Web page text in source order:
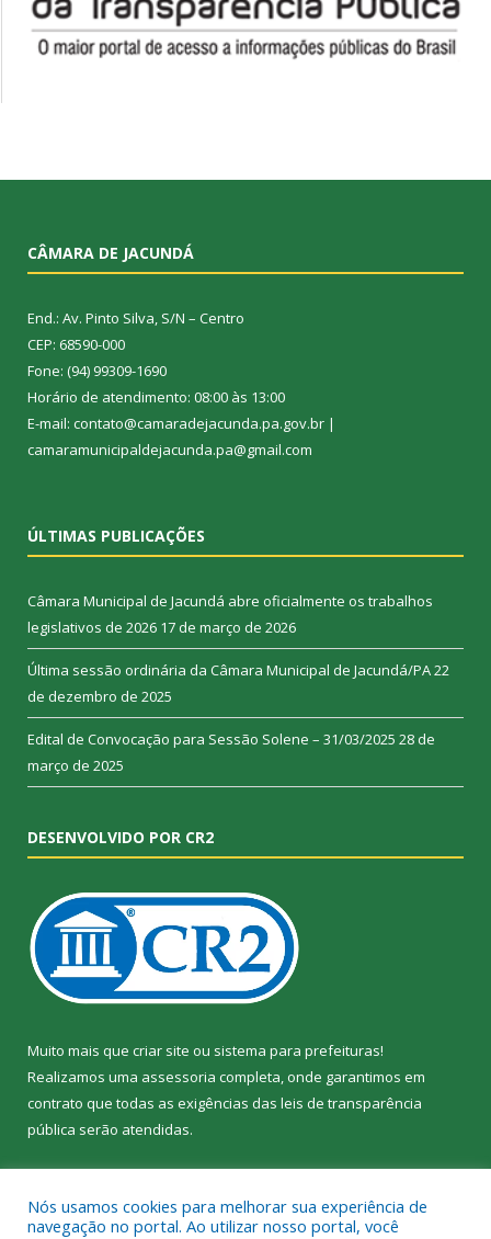
CÂMARA DE JACUNDÁ
End.: Av. Pinto Silva, S/N – Centro
CEP: 68590-000
Fone: (94) 99309-1690
Horário de atendimento: 08:00 às 13:00
E-mail: contato@camaradejacunda.pa.gov.br |
camaramunicipaldejacunda.pa@gmail.com
ÚLTIMAS PUBLICAÇÕES
Câmara Municipal de Jacundá abre oficialmente os trabalhos
legislativos de 2026 17 de março de 2026
Última sessão ordinária da Câmara Municipal de Jacundá/PA22
de dezembro de 2025
Edital de Convocação para Sessão Solene – 31/03/2025 28 de
março de 2025
DESENVOLVIDO POR CR2
Muito mais que criar site ou sistema para prefeituras!
Realizamos uma assessoria completa, onde garantimos em
contrato que todas as exigências das leis de transparência
pública serão atendidas.
Nós usamos cookies para melhorar sua experiência de
navegação no portal. Ao utilizar nosso portal, você